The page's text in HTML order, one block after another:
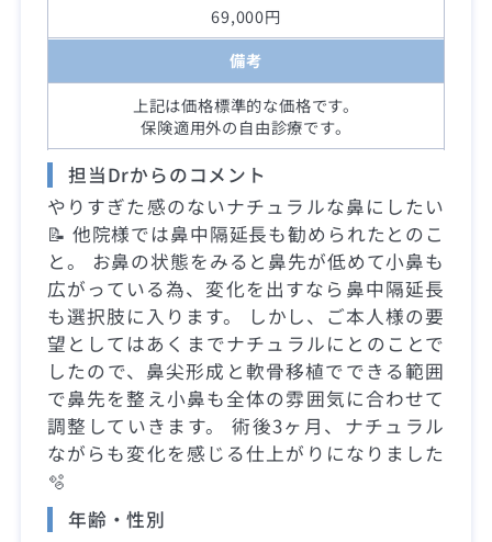
69,000円
備考
上記は価格標準的な価格です。
保険適用外の自由診療です。
担当Drからのコメント
やりすぎた感のないナチュラルな鼻にしたい
📝 他院様では鼻中隔延長も勧められたとのこ
と。 お鼻の状態をみると鼻先が低めて小鼻も
広がっている為、変化を出すなら鼻中隔延長
も選択肢に入ります。 しかし、ご本人様の要
望としてはあくまでナチュラルにとのことで
したので、鼻尖形成と軟骨移植でできる範囲
で鼻先を整え小鼻も全体の雰囲気に合わせて
調整していきます。 術後3ヶ月、ナチュラル
ながらも変化を感じる仕上がりになりました
🫧
年齢・性別